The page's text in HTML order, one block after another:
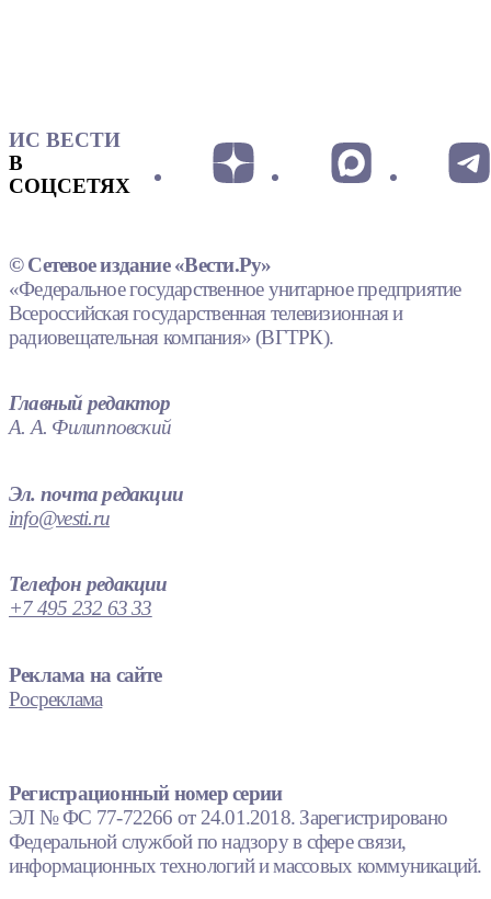
ИС ВЕСТИ
В
СОЦСЕТЯХ
© Сетевое издание «Вести.Ру»
«Федеральное государственное унитарное предприятие
Всероссийская государственная телевизионная и
радиовещательная компания» (ВГТРК).
Главный редактор
А. А. Филипповский
Эл. почта редакции
info@vesti.ru
Телефон редакции
+7 495 232 63 33
Реклама на сайте
Росреклама
Регистрационный номер серии
ЭЛ № ФС 77-72266 от 24.01.2018. Зарегистрировано
Федеральной службой по надзору в сфере связи,
информационных технологий и массовых коммуникаций.